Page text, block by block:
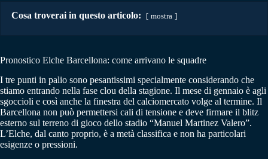
Cosa troverai in questo articolo: mostra
Pronostico Elche Barcellona: come arrivano le squadre
I tre punti in palio sono pesantissimi specialmente considerando che
stiamo entrando nella fase clou della stagione. Il mese di gennaio è agli
sgoccioli e così anche la finestra del calciomercato volge al termine. Il
Barcellona non può permettersi cali di tensione e deve firmare il blitz
esterno sul terreno di gioco dello stadio “Manuel Martinez Valero”.
L’Elche, dal canto proprio, è a metà classifica e non ha particolari
esigenze o pressioni.